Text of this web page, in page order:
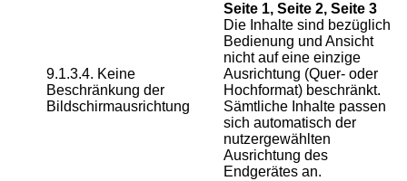
9.1.3.4. Keine
Beschränkung der
Bildschirmausrichtung
Seite 1, Seite 2, Seite 3
Die Inhalte sind bezüglich
Bedienung und Ansicht
nicht auf eine einzige
Ausrichtung (Quer- oder
Hochformat) beschränkt.
Sämtliche Inhalte passen
sich automatisch der
nutzergewählten
Ausrichtung des
Endgerätes an.